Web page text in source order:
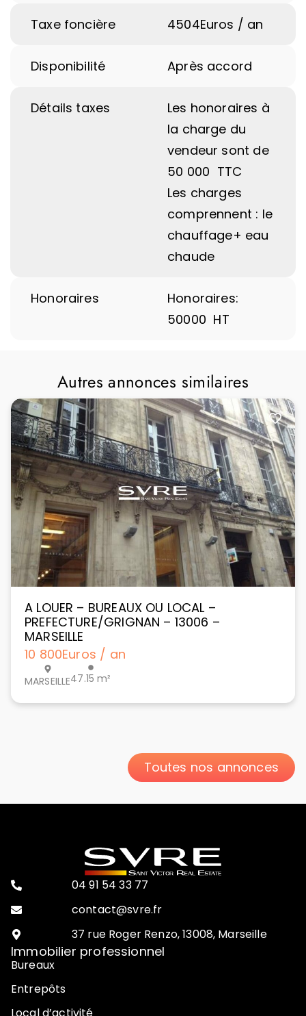
Taxe foncière 4504Euros / an
Disponibilité Après accord
Détails taxes
Les honoraires à
la charge du
vendeur sont de
50 000  TTC
Les charges
comprennent : le
chauffage+ eau
chaude
Honoraires
Honoraires:
50000  HT
Autres annonces similaires
A LOUER – BUREAUX OU LOCAL –
PREFECTURE/GRIGNAN – 13006 –
MARSEILLE
10 800Euros / an
MARSEILLE47.15 m²
Toutes nos annonces
04 91 54 33 77
contact@svre.fr
37 rue Roger Renzo, 13008, Marseille
Immobilier professionnel
Bureaux
Entrepôts
Local d’activité